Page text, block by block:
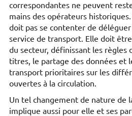
correspondantes ne peuvent
mains des opérateurs
doit pas se contenter de
service de transport. Elle doit
du secteur, définissant les règles
titres, le partage des données et
transport prioritaires sur les
ouvertes à la circulation.
Un tel changement de nature de
implique aussi pour elle et ses